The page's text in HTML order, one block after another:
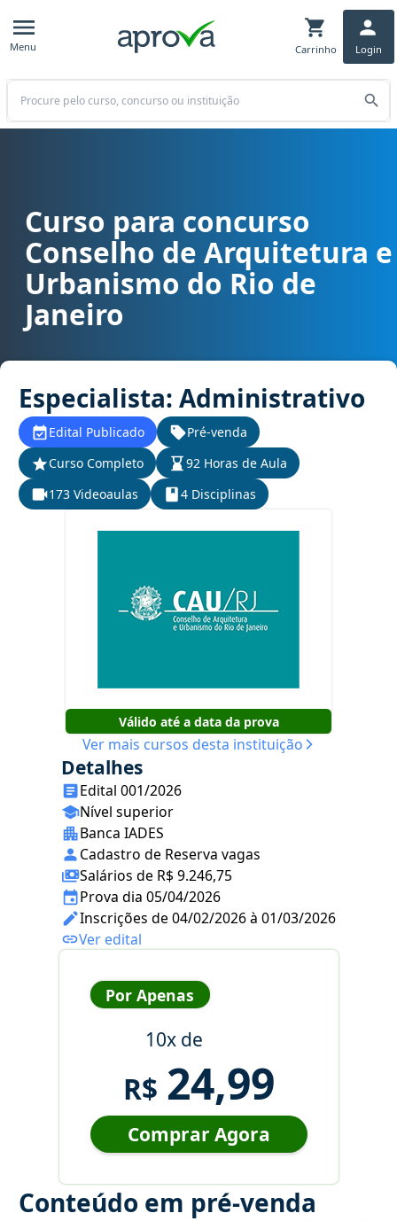
Menu Carrinho Login
Buscar
Curso para concurso CAU RJ - Conselho de Arquitetura e
Curso para concurso
Conselho de Arquitetura e
Urbanismo do Rio de
Janeiro
Especialista: Administrativo
Edital Publicado
Pré-venda
Curso Completo
92 Horas de Aula
173 Videoaulas
4 Disciplinas
Válido até a data da prova
Ver mais cursos desta instituição
Detalhes
Edital 001/2026
Nível superior
Banca IADES
Cadastro de Reserva vagas
Salários de R$ 9.246,75
Prova dia 05/04/2026
Inscrições de 04/02/2026 à 01/03/2026
Ver edital
Por Apenas
10x de
R$ 24,99
Comprar Agora
Conteúdo em pré-venda